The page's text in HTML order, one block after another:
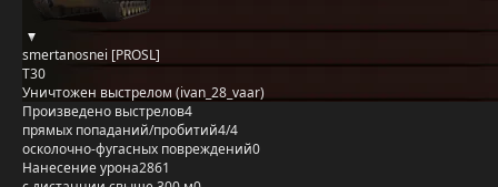
smertanosnei [PROSL]
T30
Уничтожен выстрелом (ivan_28_vaar)
Произведено выстрелов4
прямых попаданий/пробитий4/4
осколочно-фугасных повреждений0
Нанесение урона2861